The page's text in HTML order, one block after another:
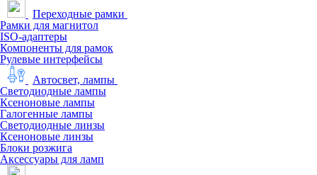
Переходные рамки
Рамки для магнитол
ISO-адаптеры
Компоненты для рамок
Рулевые интерфейсы
Автосвет, лампы
Светодиодные лампы
Ксеноновые лампы
Галогенные лампы
Светодиодные линзы
Ксеноновые линзы
Блоки розжига
Аксессуары для ламп